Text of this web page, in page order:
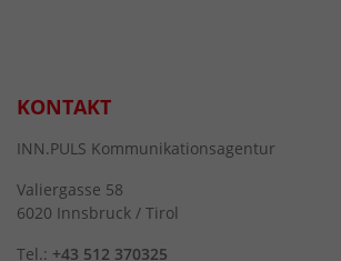
KONTAKT
INN.PULS Kommunikationsagentur
Valiergasse 58
6020 Innsbruck / Tirol
Tel.: +43 512 370325